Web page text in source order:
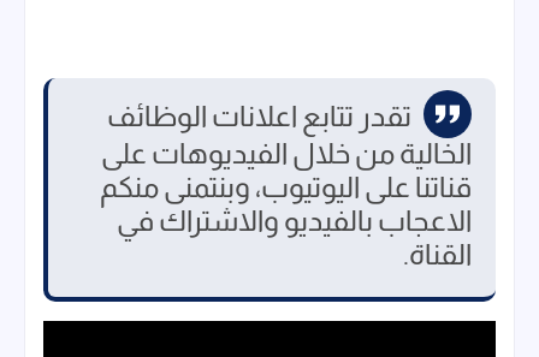
تقدر تتابع اعلانات الوظائف
الخالية من خلال الفيديوهات على
قناتنا على اليوتيوب، وبنتمنى منكم
الاعجاب بالفيديو والاشتراك في
القناة.